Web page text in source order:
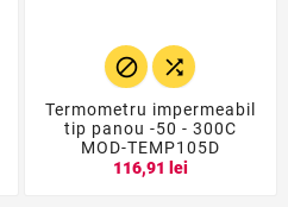
 
Termometru impermeabil
tip panou -50 - 300C
MOD-TEMP105D
116,91 lei